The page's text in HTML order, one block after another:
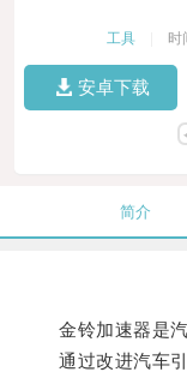
工具 时
安卓下载
简介
金铃加速器是汽
通过改进汽车引